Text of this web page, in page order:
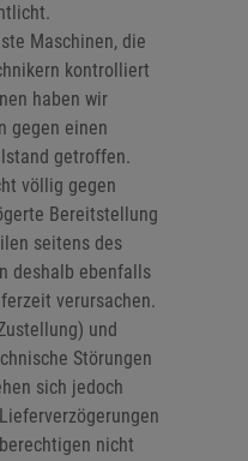
Maschinen, die
kontrolliert
haben wir
gegen einen
getroffen.
völlig gegen
Bereitstellung
seitens des
deshalb ebenfalls
verursachen.
und
Störungen
sich jedoch
nicht